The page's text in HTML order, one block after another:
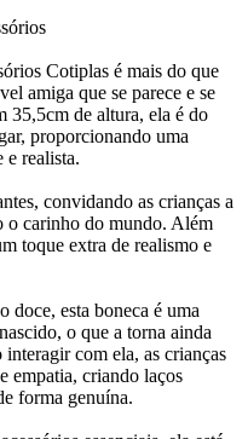
Cotiplas é mais do que
amiga que se parece e se
35,5cm de altura, ela é do
proporcionando uma
e realista.
convidando as crianças a
o carinho do mundo. Além
toque extra de realismo e
doce, esta boneca é uma
o que a torna ainda
com ela, as crianças
empatia, criando laços
forma genuína.